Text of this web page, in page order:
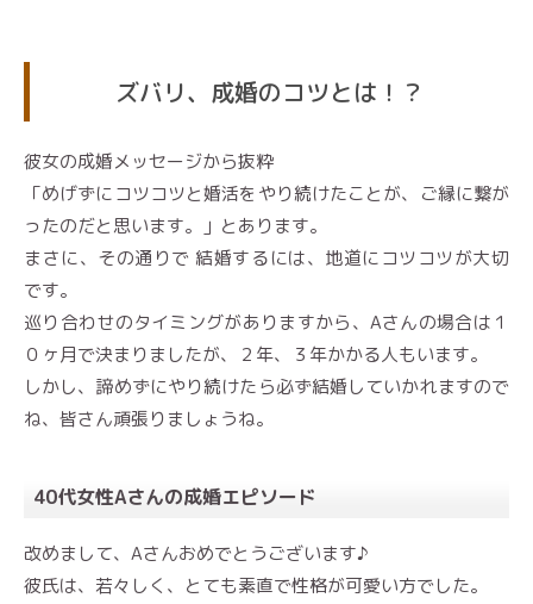
ズバリ、成婚のコツとは！？
彼女の成婚メッセージから抜粋
「めげずにコツコツと婚活をやり続けたことが、ご縁に繋が
ったのだと思います。」とあります。
まさに、その通りで 結婚するには、地道にコツコツが大切
です。
巡り合わせのタイミングがありますから、Aさんの場合は１
０ヶ月で決まりましたが、２年、３年かかる人もいます。
しかし、諦めずにやり続けたら必ず結婚していかれますので
ね、皆さん頑張りましょうね。
40代女性Aさんの成婚エピソード
改めまして、Aさんおめでとうございます♪
彼氏は、若々しく、とても素直で性格が可愛い方でした。